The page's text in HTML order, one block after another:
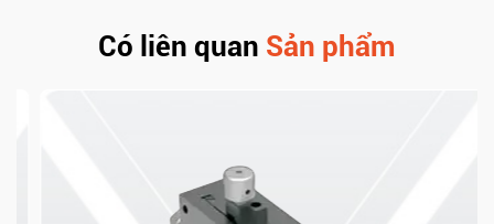
Có liên quan Sản phẩm